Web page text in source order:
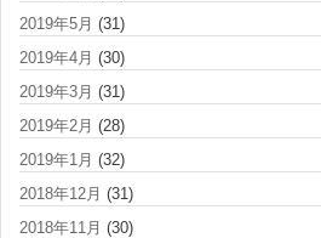
2019年5月 (31)
2019年4月 (30)
2019年3月 (31)
2019年2月 (28)
2019年1月 (32)
2018年12月 (31)
2018年11月 (30)